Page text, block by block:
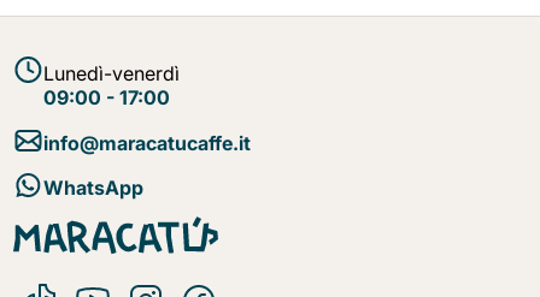
Lunedì-venerdì
09:00 - 17:00
info@maracatucaffe.it
WhatsApp